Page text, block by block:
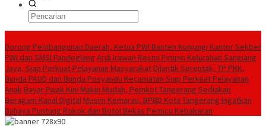
Dorong Pembangunan Daerah, Ketua PWI Banten Kunjungi Kantor Sekber
PWI dan SMSI Pandeglang Ardi Irawan Resmi Pimpin Kelurahan Sangiang
Jaya, Siap Perkuat Pelayanan MasyarakatDilantik Serentak, TP PKK,
Bunda PAUD dan Bunda Posyandu Kecamatan Siap Perkuat Pelayanan
AnakBayar Pajak Kini Makin Mudah, Pemkot Tangerang Sediakan
Beragam Kanal DigitalMusim Kemarau, BPBD Kota Tangerang Ingatkan
Bahaya Puntung Rokok dan Botol Bekas Pemicu Kebakaran